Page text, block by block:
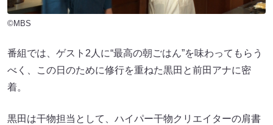
©MBS
番組では、ゲスト2人に“最高の朝ごはん”を味わってもらう
べく、この日のために修行を重ねた黒田と前田アナに密
着。
黒田は干物担当として、ハイパー干物クリエイターの肩書